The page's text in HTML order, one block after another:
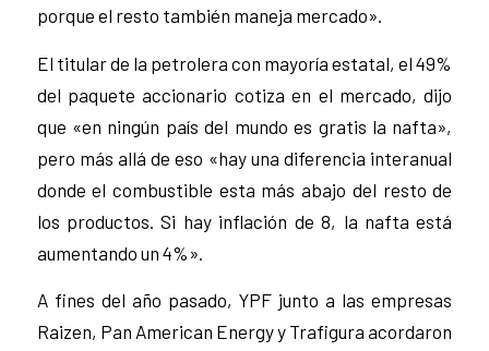
porque el resto también maneja mercado».
El titular de la petrolera con mayoría estatal, el 49%
del paquete accionario cotiza en el mercado, dijo
que «en ningún país del mundo es gratis la nafta»,
pero más allá de eso «hay una diferencia interanual
donde el combustible esta más abajo del resto de
los productos. Si hay inflación de 8, la nafta está
aumentando un 4%».
A fines del año pasado, YPF junto a las empresas
Raizen, Pan American Energy y Trafigura acordaron